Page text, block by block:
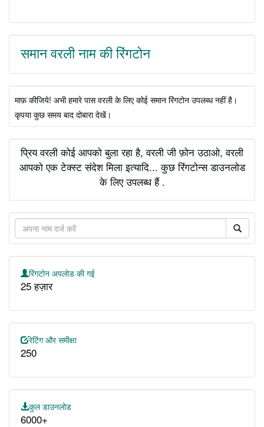
समान वरली नाम की रिंगटोन
माफ़ कीजिये! अभी हमारे पास वरली के लिए कोई समान रिंगटोन उपलब्ध नहीं है।
कृपया कुछ समय बाद दोबारा देखें।
प्रिय वरली कोई आपको बुला रहा है, वरली जी फ़ोन उठाओ, वरली
आपको एक टेक्स्ट संदेश मिला इत्यादि... कुछ रिंगटोन्स डाउनलोड
के लिए उपलब्ध हैं .
रिंगटोन अपलोड की गई
25 हज़ार
रेटिंग और समीक्षा
250
कुल डाउनलोड
6000+